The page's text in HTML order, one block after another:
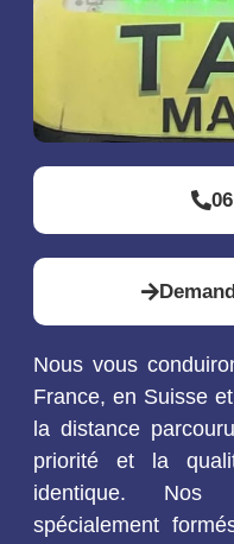
Nous vous
France, en Suisse
la distance
priorité et la
identique. Nos
spécialement